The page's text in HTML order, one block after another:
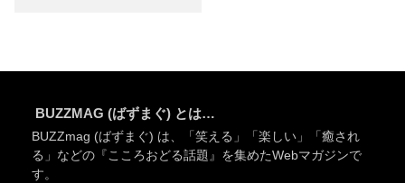
BUZZMAG (ばずまぐ) とは…
BUZZmag (ばずまぐ) は、「笑える」「楽しい」「癒され
る」などの『こころおどる話題』を集めたWebマガジンで
す。